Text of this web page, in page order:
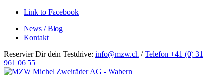
Link to Facebook
News / Blog
Kontakt
Reservier Dir dein Testdrive: info@mzw.ch /Telefon +41 (0) 31
961 06 55